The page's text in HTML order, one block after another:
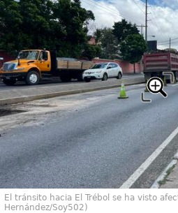
El tránsito hacia El Trébol se ha visto
Hernández/Soy502)